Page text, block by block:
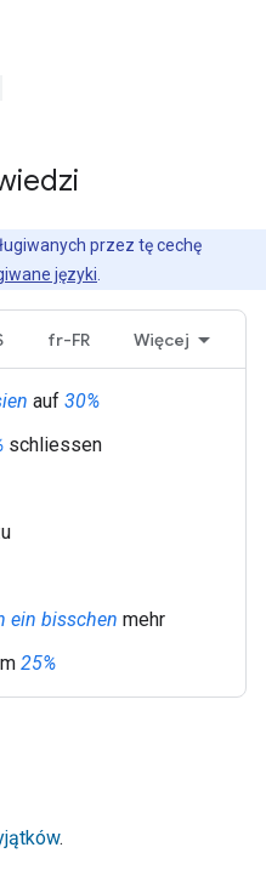
przez tę cechę
języki
fr-FR Więcej
auf 30%
schliessen
ein bisschen mehr
25%
.